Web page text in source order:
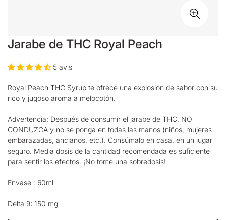
Jarabe de THC Royal Peach
5 avis
Royal Peach THC Syrup te ofrece una explosión de sabor con su
rico y jugoso aroma a melocotón.
Advertencia: Después de consumir el jarabe de THC, NO
CONDUZCA y no se ponga en todas las manos (niños, mujeres
embarazadas, ancianos, etc.). Consúmalo en casa, en un lugar
seguro. Media dosis de la cantidad recomendada es suficiente
para sentir los efectos. ¡No tome una sobredosis!
Envase : 60ml
Delta 9: 150 mg